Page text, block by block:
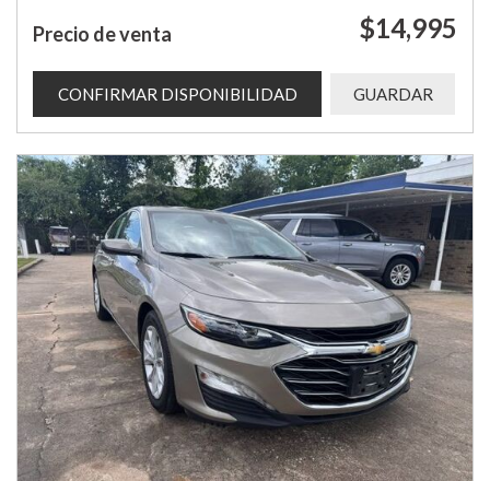
Precio de venta $14,995
CONFIRMAR DISPONIBILIDAD GUARDAR